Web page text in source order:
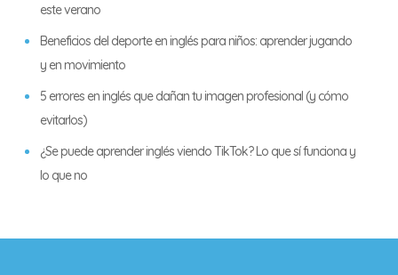
este verano
Beneficios del deporte en inglés para niños: aprender jugando
y en movimiento
5 errores en inglés que dañan tu imagen profesional (y cómo
evitarlos)
¿Se puede aprender inglés viendo TikTok? Lo que sí funciona y
lo que no